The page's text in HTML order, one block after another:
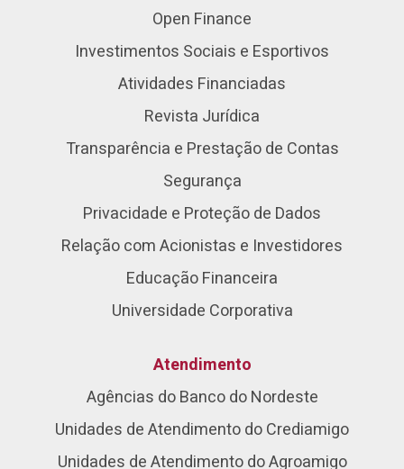
Open Finance
Investimentos Sociais e Esportivos
Atividades Financiadas
Revista Jurídica
Transparência e Prestação de Contas
Segurança
Privacidade e Proteção de Dados
Relação com Acionistas e Investidores
Educação Financeira
Universidade Corporativa
Atendimento
Agências do Banco do Nordeste
Unidades de Atendimento do Crediamigo
Unidades de Atendimento do Agroamigo